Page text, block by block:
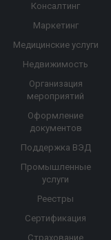
Консалтинг
Маркетинг
Медицинские услуги
Недвижимость
Организация
мероприятий
Оформление
документов
Поддержка ВЭД
Промышленные
услуги
Реестры
Сертификация
Страхование